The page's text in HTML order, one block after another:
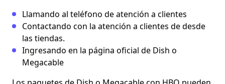
Llamando al teléfono de atención a clientes
Contactando con la atención a clientes de desde
las tiendas.
Ingresando en la página oficial de Dish o
Megacable